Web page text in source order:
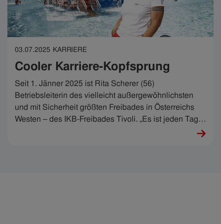
03.07.2025 KARRIERE
Cooler Karriere-Kopfsprung
Seit 1. Jänner 2025 ist Rita Scherer (56)
Betriebsleiterin des vielleicht außergewöhnlichsten
und mit Sicherheit größten Freibades in Österreichs
Westen – des IKB-Freibades Tivoli. „Es ist jeden Tag